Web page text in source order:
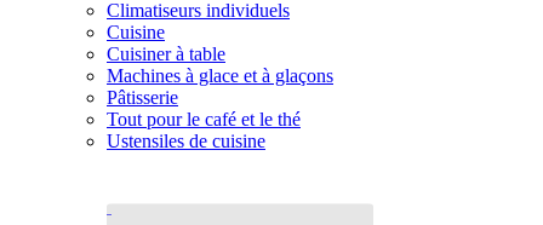
Climatiseurs individuels
Cuisine
Cuisiner à table
Machines à glace et à glaçons
Pâtisserie
Tout pour le café et le thé
Ustensiles de cuisine